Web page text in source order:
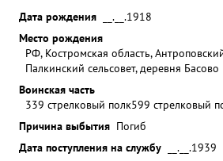
Дата рождения
__.__.1918
Место рождения
РФ, Костромская область,
Палкинский сельсовет, деревня Басово
Воинская часть
339 стрелковый полк599 стрелковый
Причина выбытия Погиб
Дата поступления на службу
__.__.1939